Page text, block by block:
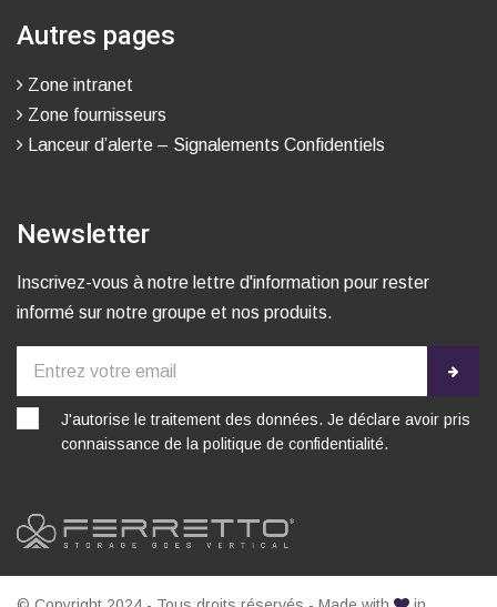
Autres pages
Zone intranet
Zone fournisseurs
Lanceur d’alerte – Signalements Confidentiels
Newsletter
Inscrivez-vous à notre lettre d'information pour rester
informé sur notre groupe et nos produits.
J'autorise le traitement des données. Je déclare avoir pris
connaissance de la politique de confidentialité.